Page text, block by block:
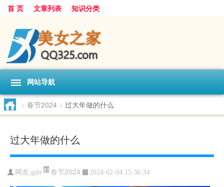
首 页 文章列表 知识分类
网站导航
> 春节2024 > 过大年做的什么
过大年做的什么
网友:gdn 春节2024 2024-02-04 15:36:34